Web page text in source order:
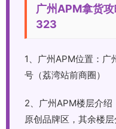
广州APM拿货
323
1、广州APM位置：
号（荔湾站前商圈）
2、广州APM楼层介
原创品牌区，其余楼